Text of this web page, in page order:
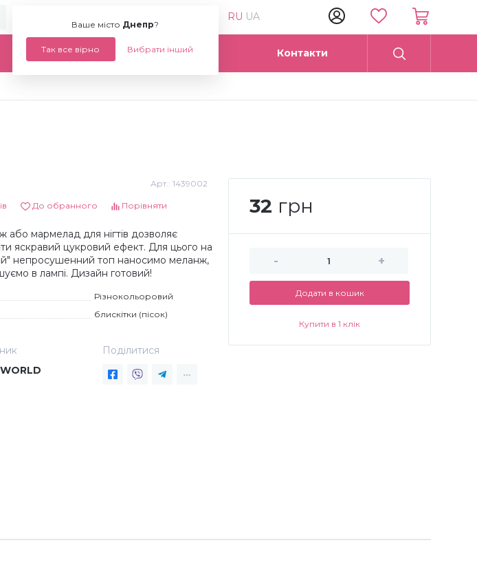
Ваше місто Днепр?
Так все вірно Вибрати інший
RU UA
Статті Опт Контакти
Арт.: 1439002
До обранного Порівняти
або мармелад для нігтів дозволяє
яскравий цукровий ефект. Для цього на
непросушенний топ наносимо меланж,
в лампі. Дизайн готовий!
Різнокольоровий
блискітки (пісок)
Поділитися
32 грн
- +
Додати в кошик
Купити в 1 клік